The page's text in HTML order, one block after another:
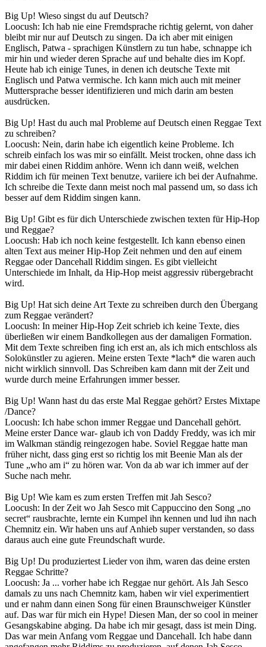
Big Up! Wieso singst du auf Deutsch?
Loocush: Ich hab nie eine Fremdsprache richtig gelernt, von daher
bleibt mir nur auf Deutsch zu singen. Da ich aber mit einigen
Englisch, Patwa - sprachigen Künstlern zu tun habe, schnappe ich
mir hin und wieder deren Sprache auf und behalte dies im Kopf.
Heute hab ich einige Tunes, in denen ich deutsche Texte mit
Englisch und Patwa vermische. Ich kann mich auch mit meiner
Muttersprache besser identifizieren und mich darin am besten
ausdrücken.
Big Up! Hast du auch mal Probleme auf Deutsch einen Reggae Text
zu schreiben?
Loocush: Nein, darin habe ich eigentlich keine Probleme. Ich
schreib einfach los was mir so einfällt. Meist trocken, ohne dass ich
mir dabei einen Riddim anhöre. Wenn ich dann weiß, welchen
Riddim ich für meinen Text benutze, variiere ich bei der Aufnahme.
Ich schreibe die Texte dann meist noch mal passend um, so dass ich
besser auf dem Riddim singen kann.
Big Up! Gibt es für dich Unterschiede zwischen texten für Hip-Hop
und Reggae?
Loocush: Hab ich noch keine festgestellt. Ich kann ebenso einen
alten Text aus meiner Hip-Hop Zeit nehmen und den auf einem
Reggae oder Dancehall Riddim singen. Es gibt vielleicht
Unterschiede im Inhalt, da Hip-Hop meist aggressiv rübergebracht
wird.
Big Up! Hat sich deine Art Texte zu schreiben durch den Übergang
zum Reggae verändert?
Loocush: In meiner Hip-Hop Zeit schrieb ich keine Texte, dies
überließen wir einem Bandkollegen aus der damaligen Formation.
Mit dem Texte schreiben fing ich erst an, als ich mich entschloss als
Solokünstler zu agieren. Meine ersten Texte *lach* die waren auch
nicht wirklich sinnvoll. Das Schreiben kam dann mit der Zeit und
wurde durch meine Erfahrungen immer besser.
Big Up! Wann hast du das erste Mal Reggae gehört? Erstes Mixtape
/Dance?
Loocush: Ich habe schon immer Reggae und Dancehall gehört.
Meine erster Dance war- glaub ich von Daddy Freddy, was ich mir
im Walkman ständig reingezogen habe. Soviel Reggae hatte man
früher nicht, dass ging erst so richtig los mit Beenie Man als der
Tune „who am i“ zu hören war. Von da ab war ich immer auf der
Suche nach mehr.
Big Up! Wie kam es zum ersten Treffen mit Jah Sesco?
Loocush: In der Zeit wo Jah Sesco mit Cappuccino den Song „no
secret“ rausbrachte, lernte ein Kumpel ihn kennen und lud ihn nach
Chemnitz ein. Wir haben uns auf Anhieb super verstanden, so dass
daraus auch eine gute Freundschaft wurde.
Big Up! Du produziertest Lieder von ihm, waren das deine ersten
Reggae Schritte?
Loocush: Ja ... vorher habe ich Reggae nur gehört. Als Jah Sesco
damals zu uns nach Chemnitz kam, haben wir viel experimentiert
und er nahm dann einen Song für einen Braunschweiger Künstler
auf. Das war für mich ein Hype! Diesen Man, der so cool in meiner
Gesangskabine abging. Da habe ich mir gesagt, dass ist mein Ding.
Das war mein Anfang vom Reggae und Dancehall. Ich habe dann